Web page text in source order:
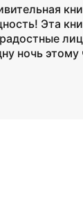
Эта
ночь